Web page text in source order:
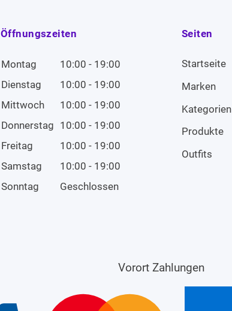
Öffnungszeiten
Montag
10:00 - 19:00
Dienstag
10:00 - 19:00
Mittwoch
10:00 - 19:00
Donnerstag 10:00 - 19:00
Freitag
10:00 - 19:00
Samstag
10:00 - 19:00
Sonntag
Geschlossen
Seiten
Startseite
Marken
Kategorien
Produkte
Outfits
Vorort Zahlungen